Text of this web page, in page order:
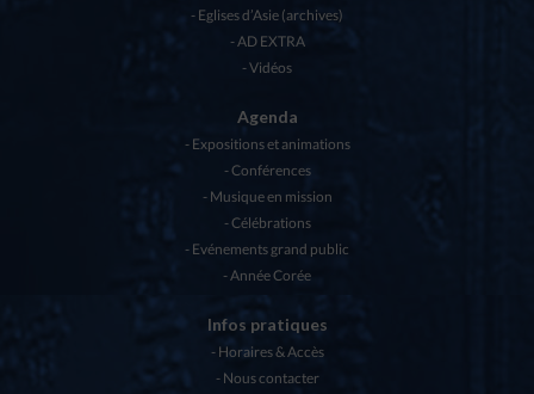
Eglises d’Asie (archives)
AD EXTRA
Vidéos
Agenda
Expositions et animations
Conférences
Musique en mission
Célébrations
Evénements grand public
Année Corée
Infos pratiques
Horaires & Accès
Nous contacter